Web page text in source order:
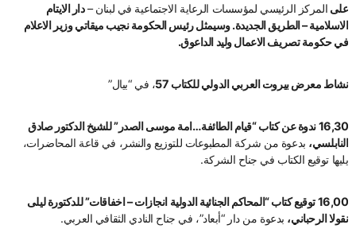
على المركز الرئيسي لمؤسسات الرعاية الاجتماعية في لبنان –دار الايتام
الاسلامية – الطريق الجديدة. وسيمثل رئيس الحكومة نجيب ميقاتي وزير الاعلام
في حكومة تصريف الاعمال وليد الداعوق.
نشاط معرض بيروت العربي الدولي للكتاب 57 ، في “بيال”
16,30 ندوة عن كتاب “قيام الطائفة…امة موسى الصدر” للشيخ الدكتور صادق
النابلسي، بدعوة من شركة المطبوعات للتوزيع والنشر، في قاعة المحاضرات،
يليها توقيع الكتاب في جناح الشركة.
16,00 توقيع كتاب “المحاكم الجنائية الدولية انجازات – اخفاقات” للدكتورة ليلى
نقولا الرحباني، بدعوة من دار “أبعاد”، في جناح النادي الثقافي العربي.